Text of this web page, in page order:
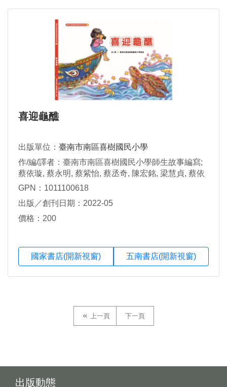
喜迎龜醮
出版單位： 臺南市南區喜樹國民小學
作/編/譯者：臺南市南區喜樹國民小學師生故事編寫;
蔡依璇, 蔡永明, 蔡紫怡, 蔡丞奇, 陳宏銘, 梁慧貞, 蔡依
珊繪圖
GPN：1011100618
出版／創刊日期：2022-05
價格：200
國家書店(開新視窗) 五南書店(開新視窗)
上一頁 下一頁
出版動態